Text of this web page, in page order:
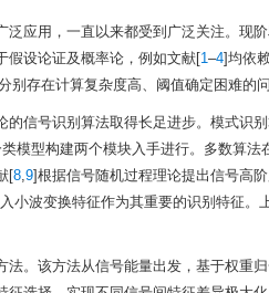
应用，一直以来都受到广泛关注。现
假设论证及概率论，例如文献[1–4]均依
存在计算复杂度高、阈值确定困难的问
信号识别算法取得长足进步。模式识
模型构建两个模块入手进行。多数算法
[8,9]根据信号随机过程理论提出信号高
小波变换特征作为其重要的识别特征。
。该方法从信号能量出发，基于权重